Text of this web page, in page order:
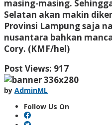
masing-masing.
Selatan akan makin
Provinsi Lampung saja
nusantara bahkan
Cory. (KMF/hel)
Post Views: 917
by AdminML
Follow Us On